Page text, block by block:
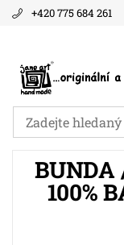
+420 775 684 261
100%